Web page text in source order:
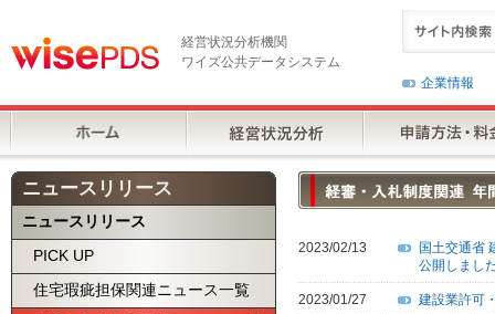
経営状況分析機関
ワイズ公共データシステム
企業情報
2023/02/13
国土交通省
公開しまし
2023/01/27 建設業許可
ニュースリリース
ニュースリリース
PICK UP
住宅瑕疵担保関連ニュース一覧